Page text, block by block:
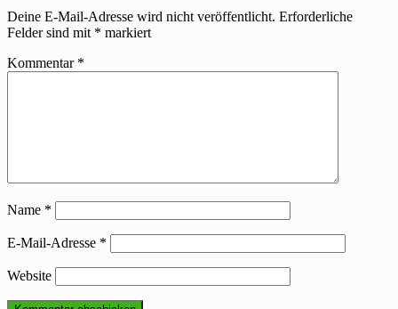
Deine E-Mail-Adresse wird nicht veröffentlicht. Erforderliche
Felder sind mit * markiert
Kommentar *
Name *
E-Mail-Adresse *
Website